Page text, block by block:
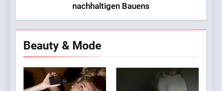
nachhaltigen Bauens
Beauty & Mode